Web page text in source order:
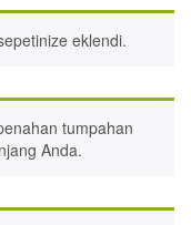
eklendi.
tumpahan
Anda.